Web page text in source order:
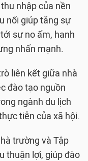
nhập của nền
nối giúp tăng sự
sự no ấm, hạnh
nhấn mạnh.
liên kết giữa nhà
đào tạo nguồn
ngành du lịch
tiễn của xã hội.
trường và Tập
thuận lợi, giúp đào